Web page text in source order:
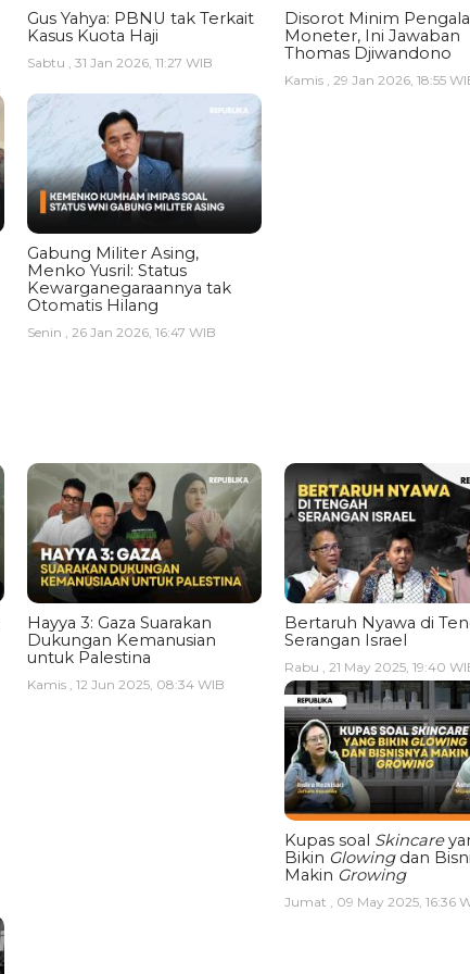
Gus Yahya: PBNU tak Terkait
Kasus Kuota Haji
Sabtu , 31 Jan 2026, 11:27 WIB
Disorot Minim
Moneter, Ini Jawaban
Thomas Djiwandono
Kamis , 29 Jan 2026, 18:55
Gabung Militer Asing,
Menko Yusril: Status
Kewarganegaraannya tak
Otomatis Hilang
Senin , 26 Jan 2026, 16:47 WIB
Hayya 3: Gaza Suarakan
Dukungan Kemanusian
untuk Palestina
Kamis , 12 Jun 2025, 08:34 WIB
Bertaruh Nyawa di
Serangan Israel
Rabu , 21 May 2025, 19:40
Kupas soal Skincare
Bikin Glowingdan
Makin Growing
Jumat , 09 May 2025, 16:36